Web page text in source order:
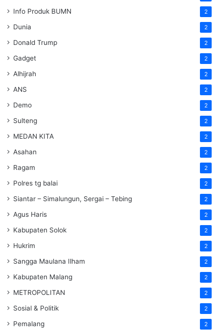
Info Produk BUMN 2
Dunia 2
Donald Trump 2
Gadget 2
Alhijrah 2
ANS 2
Demo 2
Sulteng 2
MEDAN KITA 2
Asahan 2
Ragam 2
Polres tg balai 2
Siantar – Simalungun, Sergai – Tebing 2
Agus Haris 2
Kabupaten Solok 2
Hukrim 2
Sangga Maulana Ilham 2
Kabupaten Malang 2
METROPOLITAN 2
Sosial & Politik 2
Pemalang 2